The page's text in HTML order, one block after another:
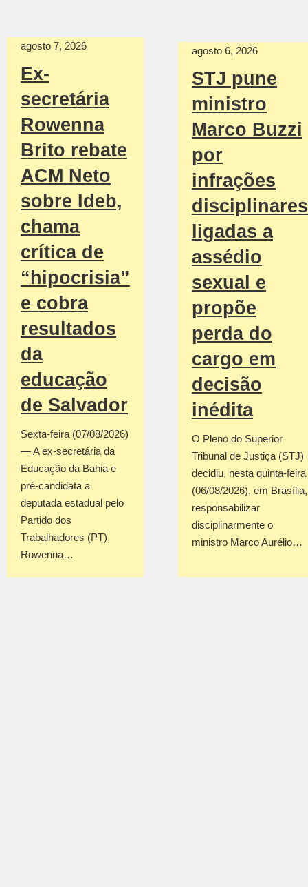
agosto 7, 2026
Ex-
secretária
Rowenna
Brito rebate
ACM Neto
sobre Ideb,
chama
crítica de
“hipocrisia”
e cobra
resultados
da
educação
de Salvador
Sexta-feira (07/08/2026)
— A ex-secretária da
Educação da Bahia e
pré-candidata a
deputada estadual pelo
Partido dos
Trabalhadores (PT),
Rowenna…
agosto 6, 2026
STJ pune
ministro
Marco Buzzi
por
infrações
disciplinares
ligadas a
assédio
sexual e
propõe
perda do
cargo em
decisão
inédita
O Pleno do Superior
Tribunal de Justiça (STJ)
decidiu, nesta quinta-feira
(06/08/2026), em Brasília,
responsabilizar
disciplinarmente o
ministro Marco Aurélio…